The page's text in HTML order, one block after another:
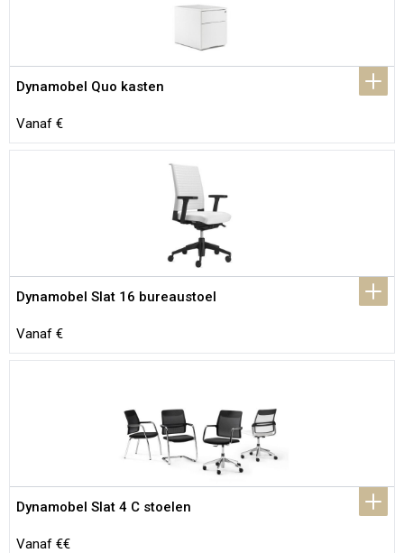
Dynamobel Quo kasten
Vanaf €
Dynamobel Slat 16 bureaustoel
Vanaf €
Dynamobel Slat 4 C stoelen
Vanaf €€